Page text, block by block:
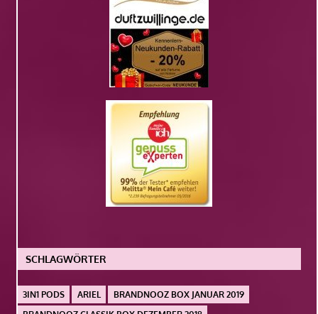
SCHLAGWÖRTER
3IN1 PODS ARIEL
BRANDNOOZ BOX JANUAR 2019